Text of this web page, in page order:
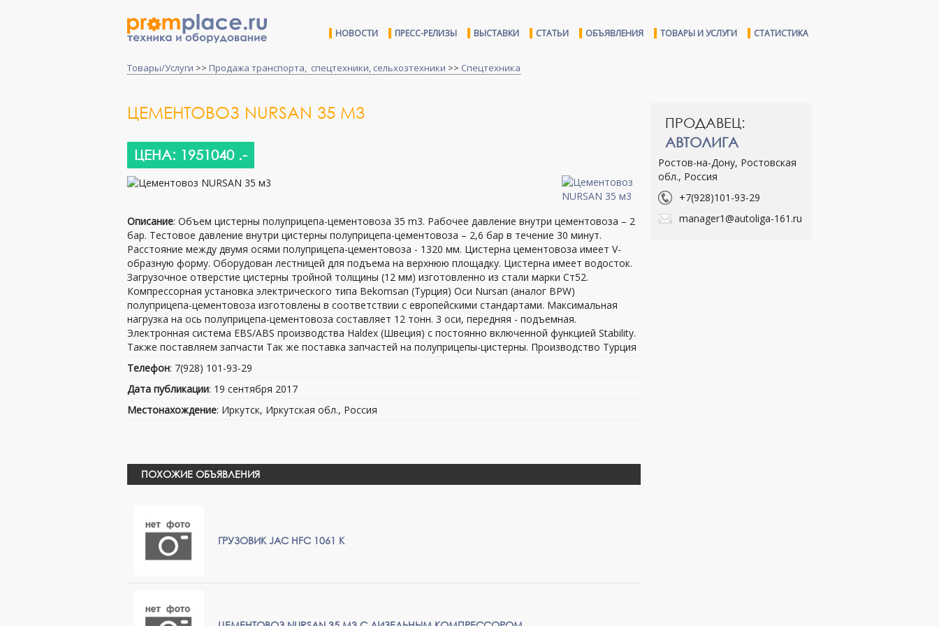
НОВОСТИ ПРЕСС-РЕЛИЗЫ ВЫСТАВКИ СТАТЬИ ОБЪЯВЛЕНИЯ ТОВАРЫ И УСЛУГИ СТАТИСТИКА
Товары/Услуги >> Продажа транспорта, спецтехники, сельхозтехники >> Спецтехника
ЦЕМЕНТОВОЗ NURSAN 35 М3
ЦЕНА: 1951040 .-
Описание: Объем цистерны полуприцепа-цементовоза 35 m3. Рабочее давление внутри цементовоза – 2
бар. Тестовое давление внутри цистерны полуприцепа-цементовоза – 2,6 бар в течение 30 минут.
Расстояние между двумя осями полуприцепа-цементовоза - 1320 мм. Цистерна цементовоза имеет V-
образную форму. Оборудован лестницей для подъема на верхнюю площадку. Цистерна имеет водосток.
Загрузочное отверстие цистерны тройной толщины (12 мм) изготовленно из стали марки Ст52.
Компрессорная установка электрического типа Bekomsan (Турция) Оси Nursan (аналог BPW)
полуприцепа-цементовоза изготовлены в соответствии с европейскими стандартами. Максимальная
нагрузка на ось полуприцепа-цементовоза составляет 12 тонн. 3 оси, передняя - подъемная.
Электронная система EBS/ABS производства Haldex (Швеция) c постоянно включенной функцией Stability.
Также поставляем запчасти Так же поставка запчастей на полуприцепы-цистерны. Производство Турция
Телефон: 7(928) 101-93-29
Дата публикации: 19 сентября 2017
Местонахождение: Иркутск, Иркутская обл., Россия
ПОХОЖИЕ ОБЪЯВЛЕНИЯ
ГРУЗОВИК JAC HFC 1061 K
ПРОДАВЕЦ:
АВТОЛИГА
Ростов-на-Дону, Ростовская
обл., Россия
+7(928)101-93-29
manager1@autoliga-161.ru